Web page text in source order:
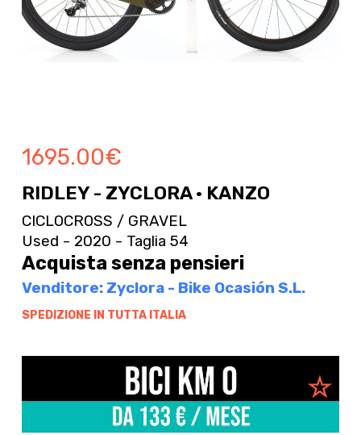
1695.00€
RIDLEY - ZYCLORA · KANZO
CICLOCROSS / GRAVEL
Used - 2020 - Taglia 54
Acquista senza pensieri
Venditore: Zyclora - Bike Ocasión S.L.
SPEDIZIONE IN TUTTA ITALIA